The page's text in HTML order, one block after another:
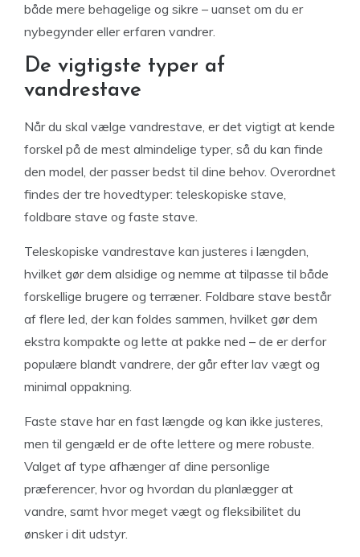
både mere behagelige og sikre – uanset om du er
nybegynder eller erfaren vandrer.
De vigtigste typer af
vandrestave
Når du skal vælge vandrestave, er det vigtigt at kende
forskel på de mest almindelige typer, så du kan finde
den model, der passer bedst til dine behov. Overordnet
findes der tre hovedtyper: teleskopiske stave,
foldbare stave og faste stave.
Teleskopiske vandrestave kan justeres i længden,
hvilket gør dem alsidige og nemme at tilpasse til både
forskellige brugere og terræner. Foldbare stave består
af flere led, der kan foldes sammen, hvilket gør dem
ekstra kompakte og lette at pakke ned – de er derfor
populære blandt vandrere, der går efter lav vægt og
minimal oppakning.
Faste stave har en fast længde og kan ikke justeres,
men til gengæld er de ofte lettere og mere robuste.
Valget af type afhænger af dine personlige
præferencer, hvor og hvordan du planlægger at
vandre, samt hvor meget vægt og fleksibilitet du
ønsker i dit udstyr.